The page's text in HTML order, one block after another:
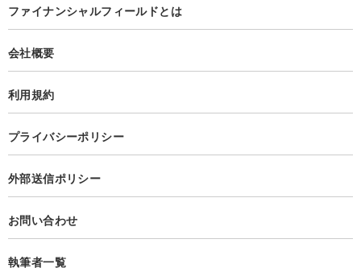
ファイナンシャルフィールドとは
会社概要
利用規約
プライバシーポリシー
外部送信ポリシー
お問い合わせ
執筆者一覧